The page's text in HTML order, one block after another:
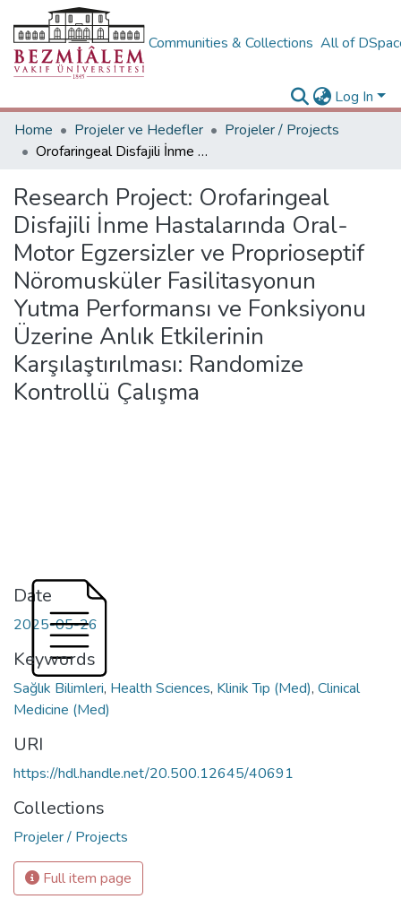
Communities & Collections All of
Log In
Home
Projeler ve Hedefler
Projeler / Projects
Orofaringeal Disfajili İnme Hastalarında Oral-Motor Egzersizler ve Proprioseptif Nöromusküler Fasilitasyonun Yutma Performansı ve Fonksiyonu Üzerine Anlık Etkilerinin Karşılaştırılması: Randomize Kontrollü Çalışma
Research Project: Orofaringeal
Disfajili İnme Hastalarında Oral-
Motor Egzersizler ve Proprioseptif
Nöromusküler Fasilitasyonun
Yutma Performansı ve Fonksiyonu
Üzerine Anlık Etkilerinin
Karşılaştırılması: Randomize
Kontrollü Çalışma
Date
2025-05-26
Keywords
Sağlık Bilimleri, Health Sciences, Klinik Tıp (Med), Clinical
Medicine (Med)
URI
https://hdl.handle.net/20.500.12645/40691
Collections
Projeler / Projects
Full item page